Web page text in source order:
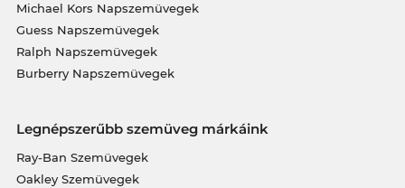
Michael Kors Napszemüvegek
Guess Napszemüvegek
Ralph Napszemüvegek
Burberry Napszemüvegek
Legnépszerűbb szemüveg márkáink
Ray-Ban Szemüvegek
Oakley Szemüvegek